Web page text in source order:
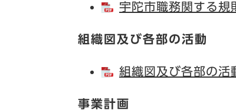
宇陀市職務関する規
組織図及び各部の活動
組織図及び各部の活
事業計画